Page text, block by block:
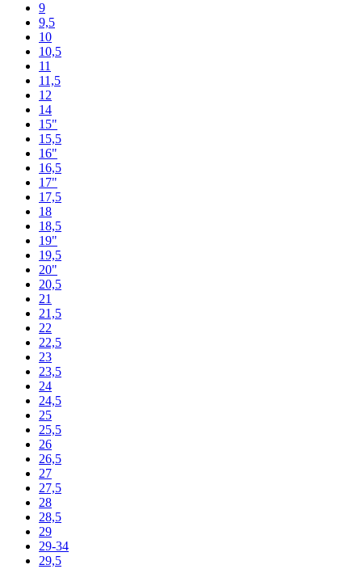
9
9,5
10
10,5
11
11,5
12
14
15"
15,5
16"
16,5
17"
17,5
18
18,5
19"
19,5
20"
20,5
21
21,5
22
22,5
23
23,5
24
24,5
25
25,5
26
26,5
27
27,5
28
28,5
29
29-34
29,5